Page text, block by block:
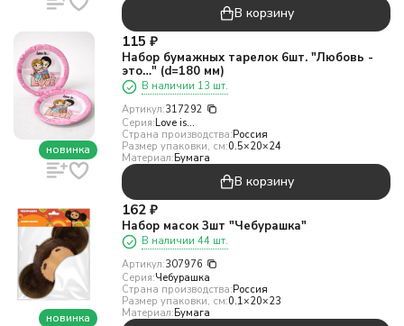
В корзину
новинка
115 ₽
Набор бумажных тарелок 6шт. "Любовь -
это…" (d=180 мм)
В наличии 13 шт.
Артикул:317292
Серия:Love is…
Страна производства:Россия
Размер упаковки, см:0.5×20×24
Материал:Бумага
В корзину
новинка
162 ₽
Набор масок 3шт "Чебурашка"
В наличии 44 шт.
Артикул:307976
Серия:Чебурашка
Страна производства:Россия
Размер упаковки, см:0.1×20×23
Материал:Бумага